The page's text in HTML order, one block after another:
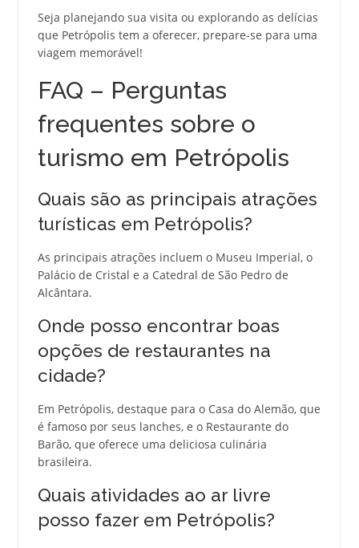
Seja planejando sua visita ou explorando as delícias
que Petrópolis tem a oferecer, prepare-se para uma
viagem memorável!
FAQ – Perguntas
frequentes sobre o
turismo em Petrópolis
Quais são as principais atrações
turísticas em Petrópolis?
As principais atrações incluem o Museu Imperial, o
Palácio de Cristal e a Catedral de São Pedro de
Alcântara.
Onde posso encontrar boas
opções de restaurantes na
cidade?
Em Petrópolis, destaque para o Casa do Alemão, que
é famoso por seus lanches, e o Restaurante do
Barão, que oferece uma deliciosa culinária
brasileira.
Quais atividades ao ar livre
posso fazer em Petrópolis?